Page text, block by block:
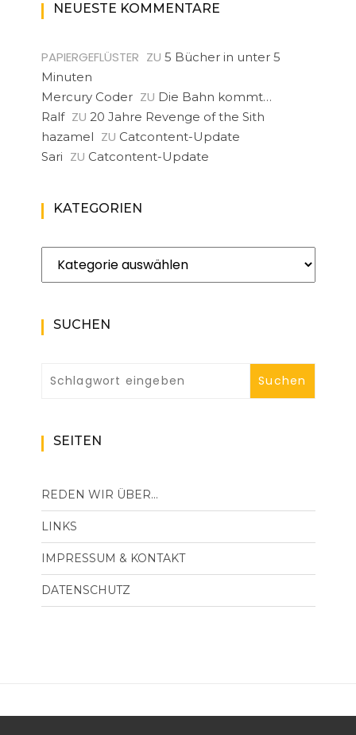
NEUESTE KOMMENTARE
PAPIERGEFLÜSTER ZU 5 Bücher in unter 5
Minuten
Mercury Coder ZU Die Bahn kommt…
Ralf ZU 20 Jahre Revenge of the Sith
hazamel ZU Catcontent-Update
Sari ZU Catcontent-Update
KATEGORIEN
Kategorien
SUCHEN
SEITEN
REDEN WIR ÜBER…
LINKS
IMPRESSUM & KONTAKT
DATENSCHUTZ